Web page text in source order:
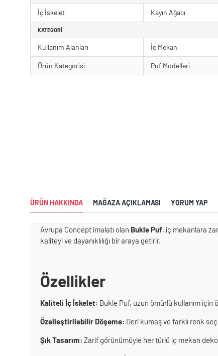
İç İskelet Kayın Ağacı
KATEGORI
Kullanım Alanları İç Mekan
Ürün Kategorisi Puf Modelleri
ÜRÜN HAKKINDA MAĞAZA AÇIKLAMASI YORUM YAP
Avrupa Concept imalatı olan Bukle Puf, iç mekanlara
kaliteyi ve dayanıklılığı bir araya getirir.
Özellikler
Kaliteli İç İskelet: Bukle Puf, uzun ömürlü kullanım için
Özelleştirilebilir Döşeme: Deri kumaş ve farklı renk
Şık Tasarım: Zarif görünümüyle her türlü iç mekan